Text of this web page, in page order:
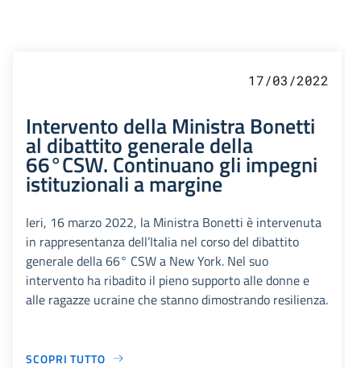
17/03/2022
Intervento della Ministra Bonetti
al dibattito generale della
66°CSW. Continuano gli impegni
istituzionali a margine
Ieri, 16 marzo 2022, la Ministra Bonetti è intervenuta
in rappresentanza dell’Italia nel corso del dibattito
generale della 66° CSW a New York. Nel suo
intervento ha ribadito il pieno supporto alle donne e
alle ragazze ucraine che stanno dimostrando resilienza.
SCOPRI TUTTO